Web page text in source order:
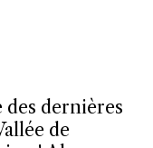
dernières
de